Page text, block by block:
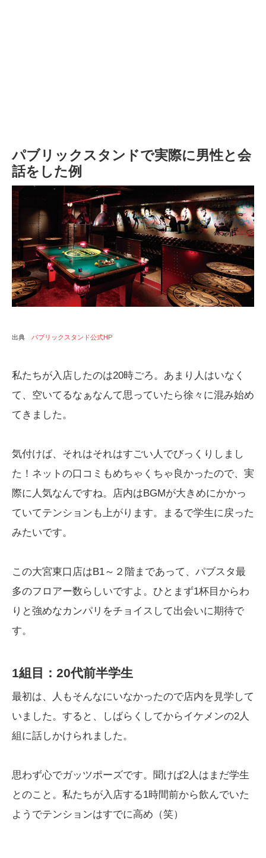
パブリックスタンドで実際に男性と会
話をした例
出典 パブリックスタンド公式HP
私たちが入店したのは20時ごろ。あまり人はいなく
て、空いてるなぁなんて思っていたら徐々に混み始め
てきました。
気付けば、それはそれはすごい人でびっくりしまし
た！ネットの口コミもめちゃくちゃ良かったので、実
際に人気なんですね。店内はBGMが大きめにかかっ
ていてテンションも上がります。まるで学生に戻った
みたいです。
この大宮東口店はB1～２階まであって、パブスタ最
多のフロアー数らしいですよ。ひとまず1杯目からわ
りと強めなカンパリをチョイスして出会いに期待で
す。
1組目：20代前半学生
最初は、人もそんなにいなかったので店内を見学して
いました。すると、しばらくしてからイケメンの2人
組に話しかけられました。
思わず心でガッツポーズです。聞けば2人はまだ学生
とのこと。私たちが入店する1時間前から飲んでいた
ようでテンションはすでに高め（笑）